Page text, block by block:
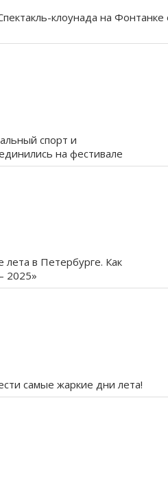
клоунада на Фонтанке
спорт и
на фестивале
в Петербурге. Как
2025»
самые жаркие дни лета!